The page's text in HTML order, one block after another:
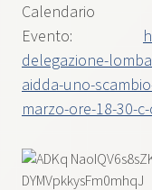
Calendario
Evento:
delegazione-
aidda-uno-
marzo-ore-18-30-